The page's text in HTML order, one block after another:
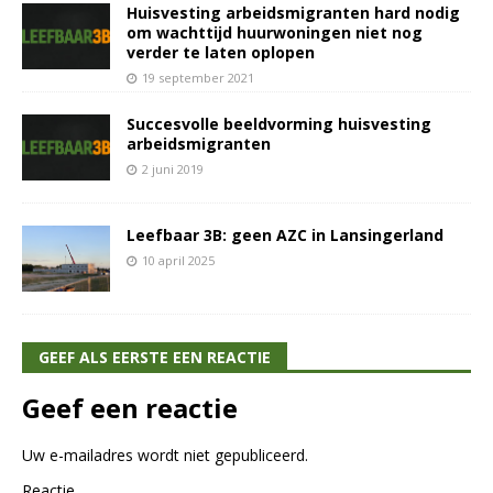
Huisvesting arbeidsmigranten hard nodig
om wachttijd huurwoningen niet nog
verder te laten oplopen
19 september 2021
Succesvolle beeldvorming huisvesting
arbeidsmigranten
2 juni 2019
Leefbaar 3B: geen AZC in Lansingerland
10 april 2025
GEEF ALS EERSTE EEN REACTIE
Geef een reactie
Uw e-mailadres wordt niet gepubliceerd.